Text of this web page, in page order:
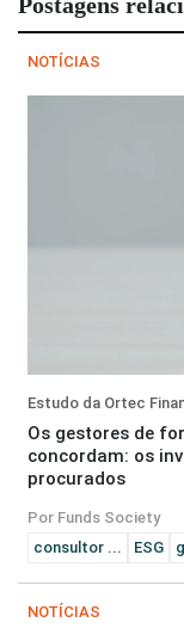
NOTÍCIAS
Estudo da Ortec
Os gestores de
concordam: os
procurados
Por Funds Society
consultor ...
ESG
NOTÍCIAS